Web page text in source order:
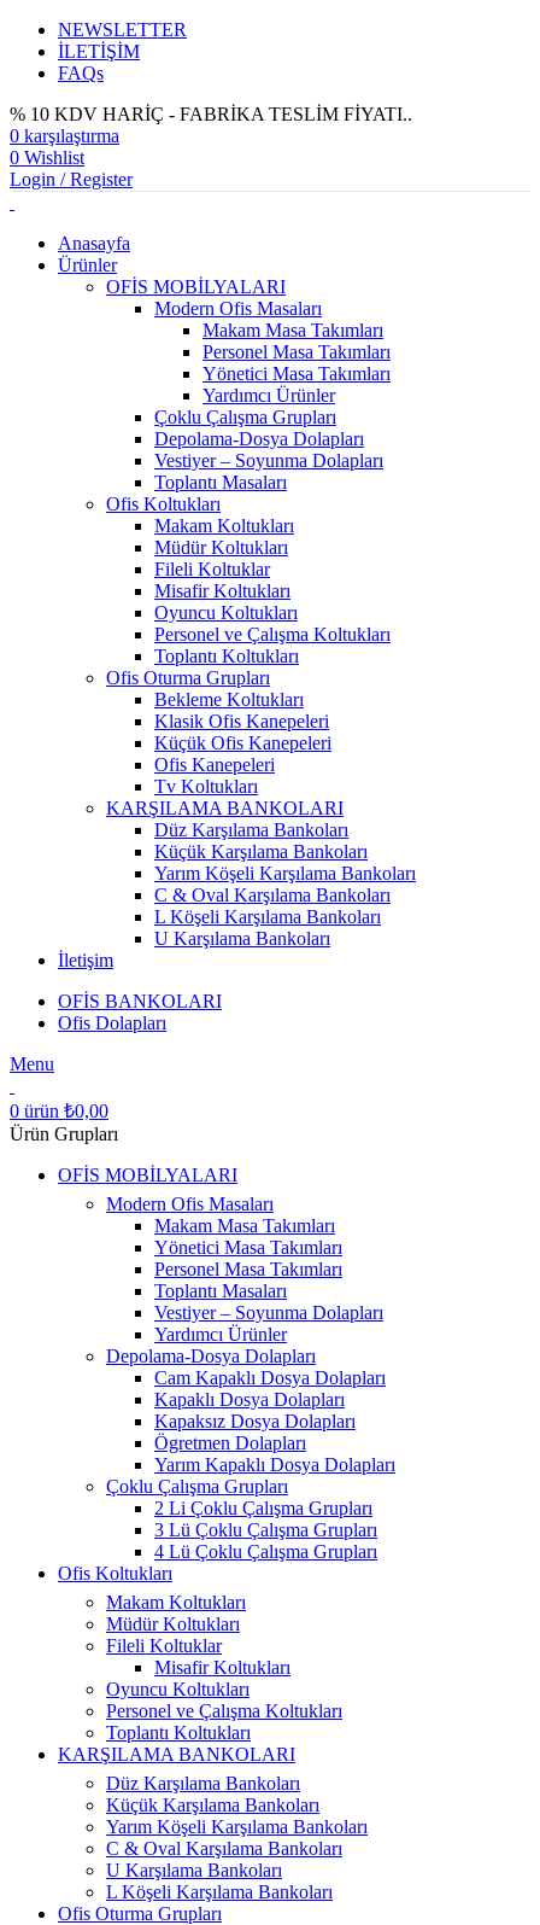
NEWSLETTER
İLETİŞİM
FAQs
% 10 KDV HARİÇ - FABRİKA TESLİM FİYATI..
0 karşılaştırma
0 Wishlist
Login / Register
Anasayfa
Ürünler
OFİS MOBİLYALARI
Modern Ofis Masaları
Makam Masa Takımları
Personel Masa Takımları
Yönetici Masa Takımları
Yardımcı Ürünler
Çoklu Çalışma Grupları
Depolama-Dosya Dolapları
Vestiyer – Soyunma Dolapları
Toplantı Masaları
Ofis Koltukları
Makam Koltukları
Müdür Koltukları
Fileli Koltuklar
Misafir Koltukları
Oyuncu Koltukları
Personel ve Çalışma Koltukları
Toplantı Koltukları
Ofis Oturma Grupları
Bekleme Koltukları
Klasik Ofis Kanepeleri
Küçük Ofis Kanepeleri
Ofis Kanepeleri
Tv Koltukları
KARŞILAMA BANKOLARI
Düz Karşılama Bankoları
Küçük Karşılama Bankoları
Yarım Köşeli Karşılama Bankoları
C & Oval Karşılama Bankoları
L Köşeli Karşılama Bankoları
U Karşılama Bankoları
İletişim
OFİS BANKOLARI
Ofis Dolapları
Menu
0 ürün ₺0,00
Ürün Grupları
OFİS MOBİLYALARI
Modern Ofis Masaları
Makam Masa Takımları
Yönetici Masa Takımları
Personel Masa Takımları
Toplantı Masaları
Vestiyer – Soyunma Dolapları
Yardımcı Ürünler
Depolama-Dosya Dolapları
Cam Kapaklı Dosya Dolapları
Kapaklı Dosya Dolapları
Kapaksız Dosya Dolapları
Ögretmen Dolapları
Yarım Kapaklı Dosya Dolapları
Çoklu Çalışma Grupları
2 Li Çoklu Çalışma Grupları
3 Lü Çoklu Çalışma Grupları
4 Lü Çoklu Çalışma Grupları
Ofis Koltukları
Makam Koltukları
Müdür Koltukları
Fileli Koltuklar
Misafir Koltukları
Oyuncu Koltukları
Personel ve Çalışma Koltukları
Toplantı Koltukları
KARŞILAMA BANKOLARI
Düz Karşılama Bankoları
Küçük Karşılama Bankoları
Yarım Köşeli Karşılama Bankoları
C & Oval Karşılama Bankoları
U Karşılama Bankoları
L Köşeli Karşılama Bankoları
Ofis Oturma Grupları